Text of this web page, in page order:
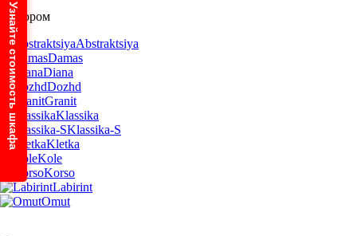
С узором
Abstraktsiya
Damas
Diana
Dozhd
Granit
Klassika
Klassika-S
Kletka
Kole
Korso
Labirint
Omut
Узнайте стоимость шкафа